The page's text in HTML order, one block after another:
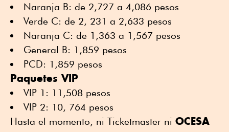
Naranja B: de 2,727 a 4,086 pesos
Verde C: de 2, 231 a 2,633 pesos
Naranja C: de 1,363 a 1,567 pesos
General B: 1,859 pesos
PCD: 1,859 pesos
Paquetes VIP
VIP 1: 11,508 pesos
VIP 2: 10, 764 pesos
Hasta el momento, ni Ticketmaster ni OCESA